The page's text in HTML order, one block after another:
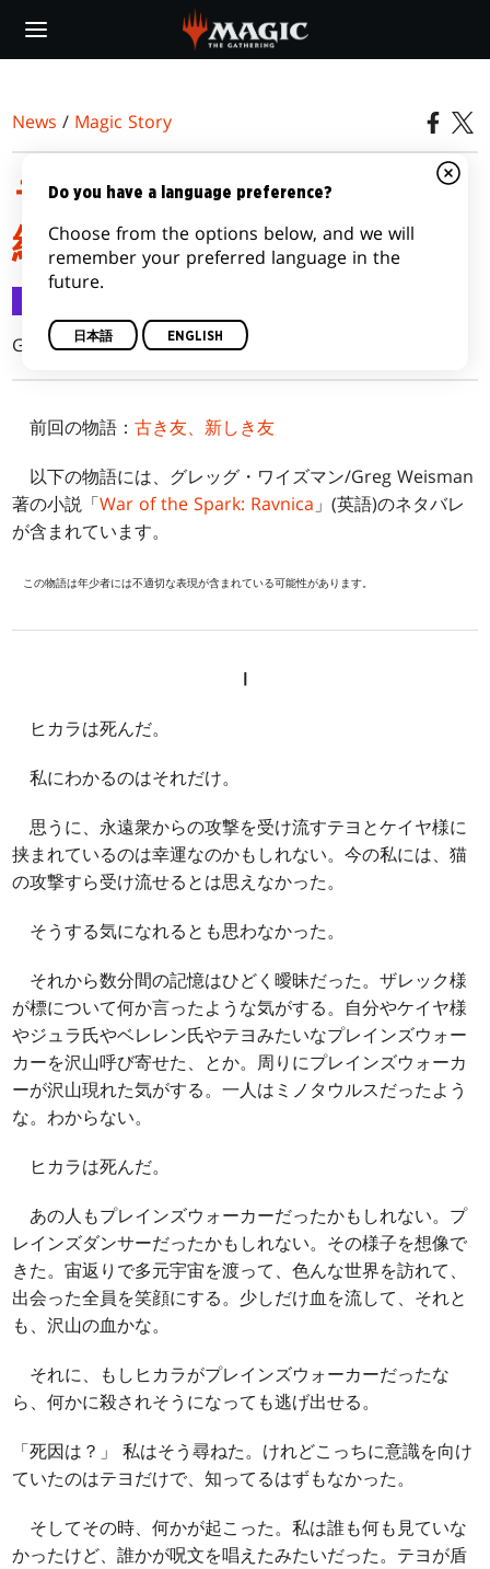
main
News / Magic Story
ラヴニカ：灯争大戦――
絢爛の聖堂へ
Greg Weisman
前回の物語：古き友、新しき友
以下の物語には、グレッグ・ワイズマン/Greg Weisman
著の小説「War of the Spark: Ravnica 」(英語)のネタバレ
が含まれています。
この物語は年少者には不適切な表現が含まれている可能性があります。
Ⅰ
ヒカラは死んだ。
私にわかるのはそれだけ。
思うに、永遠衆からの攻撃を受け流すテヨとケイヤ様に
挟まれているのは幸運なのかもしれない。今の私には、猫
の攻撃すら受け流せるとは思えなかった。
そうする気になれるとも思わなかった。
それから数分間の記憶はひどく曖昧だった。ザレック様
が標について何か言ったような気がする。自分やケイヤ様
やジュラ氏やベレレン氏やテヨみたいなプレインズウォー
カーを沢山呼び寄せた、とか。周りにプレインズウォーカ
ーが沢山現れた気がする。一人はミノタウルスだったよう
な。わからない。
ヒカラは死んだ。
あの人もプレインズウォーカーだったかもしれない。プ
レインズダンサーだったかもしれない。その様子を想像で
きた。宙返りで多元宇宙を渡って、色んな世界を訪れて、
出会った全員を笑顔にする。少しだけ血を流して、それと
も、沢山の血かな。
それに、もしヒカラがプレインズウォーカーだったな
ら、何かに殺されそうになっても逃げ出せる。
「死因は？」 私はそう尋ねた。けれどこっちに意識を向け
ていたのはテヨだけで、知ってるはずもなかった。
そしてその時、何かが起こった。私は誰も何も見ていな
かったけど、誰かが呪文を唱えたみたいだった。テヨが盾
Do you have a language preference?
Choose from the options below, and we will
remember your preferred language in the
future.
日本語 ENGLISH